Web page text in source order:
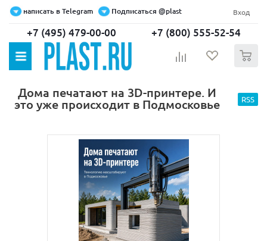
написать в Telegram Подписаться @plast Вход
+7 (495) 479-00-00 +7 (800) 555-52-54
Дома печатают на 3D-принтере. И
это уже происходит в Подмосковье RSS